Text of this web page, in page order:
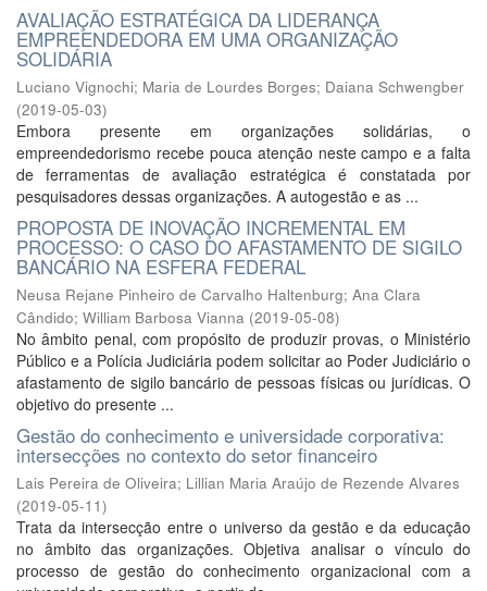
AVALIAÇÃO ESTRATÉGICA DA LIDERANÇA
EMPREENDEDORA EM UMA ORGANIZAÇÃO
SOLIDÁRIA
Luciano Vignochi; Maria de Lourdes Borges; Daiana Schwengber
(2019-05-03)
Embora presente em organizações solidárias, o
empreendedorismo recebe pouca atenção neste campo e a falta
de ferramentas de avaliação estratégica é constatada por
pesquisadores dessas organizações. A autogestão e as ...
PROPOSTA DE INOVAÇÃO INCREMENTAL EM
PROCESSO: O CASO DO AFASTAMENTO DE SIGILO
BANCÁRIO NA ESFERA FEDERAL
Neusa Rejane Pinheiro de Carvalho Haltenburg; Ana Clara
Cândido; William Barbosa Vianna (2019-05-08)
No âmbito penal, com propósito de produzir provas, o Ministério
Público e a Polícia Judiciária podem solicitar ao Poder Judiciário o
afastamento de sigilo bancário de pessoas físicas ou jurídicas. O
objetivo do presente ...
Gestão do conhecimento e universidade corporativa:
intersecções no contexto do setor financeiro
Lais Pereira de Oliveira; Lillian Maria Araújo de Rezende Alvares
(2019-05-11)
Trata da intersecção entre o universo da gestão e da educação
no âmbito das organizações. Objetiva analisar o vínculo do
processo de gestão do conhecimento organizacional com a